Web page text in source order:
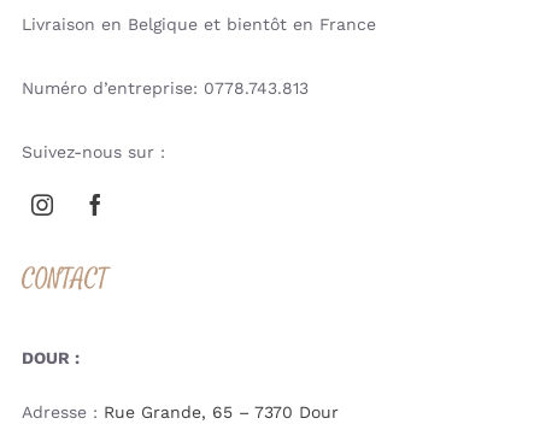
Livraison en Belgique et bientôt en France
Numéro d’entreprise: 0778.743.813
Suivez-nous sur :
CONTACT
DOUR :
Adresse : Rue Grande, 65 – 7370 Dour